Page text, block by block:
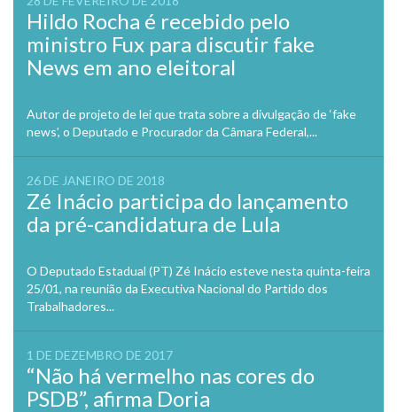
Hildo Rocha é recebido pelo
ministro Fux para discutir fake
News em ano eleitoral
Autor de projeto de lei que trata sobre a divulgação de ‘fake
news’, o Deputado e Procurador da Câmara Federal,...
26 DE JANEIRO DE 2018
Zé Inácio participa do lançamento
da pré-candidatura de Lula
O Deputado Estadual (PT) Zé Inácio esteve nesta quinta-feira
25/01, na reunião da Executiva Nacional do Partido dos
Trabalhadores...
1 DE DEZEMBRO DE 2017
“Não há vermelho nas cores do
PSDB”, afirma Doria